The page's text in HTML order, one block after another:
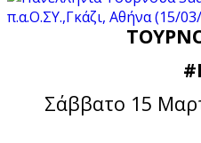
#
Σάββατο 15